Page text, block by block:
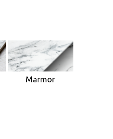
Marmor